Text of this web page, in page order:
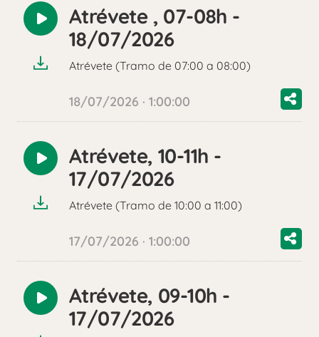
Reproducir
audio
Atrévete , 07-08h -
18/07/2026
Atrévete (Tramo de 07:00 a 08:00)
18/07/2026 · 1:00:00
Reproducir
audio
Atrévete, 10-11h -
17/07/2026
Atrévete (Tramo de 10:00 a 11:00)
17/07/2026 · 1:00:00
Reproducir
audio
Atrévete, 09-10h -
17/07/2026